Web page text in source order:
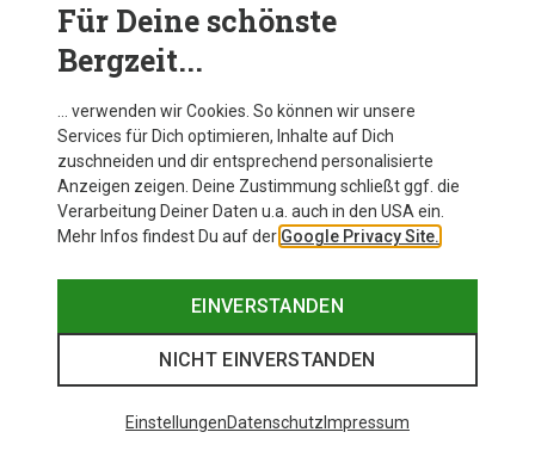
Zur Produktseite
Für Deine schönste
Bergzeit...
… verwenden wir Cookies. So können wir unsere
Services für Dich optimieren, Inhalte auf Dich
zuschneiden und dir entsprechend personalisierte
Anzeigen zeigen. Deine Zustimmung schließt ggf. die
Verarbeitung Deiner Daten u.a. auch in den USA ein.
Mehr Infos findest Du auf der Google Privacy Site.
EINVERSTANDEN
NICHT EINVERSTANDEN
EinstellungenDatenschutz Impressum